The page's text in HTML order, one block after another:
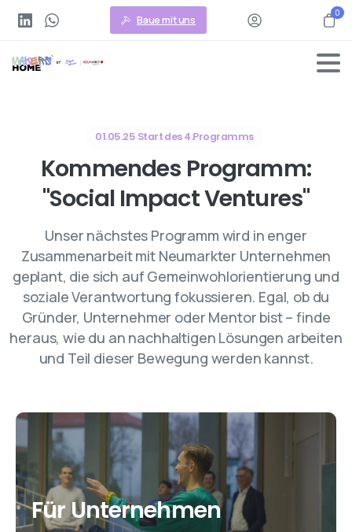
Baue mit uns
0
01.05.25 Start des 4.Programms
Kommendes Programm:
"Social ImpactVentures"
Unser nächstes Programm wird in enger
Zusammenarbeit mit Neumarkter Unternehmen
geplant, die sich auf Gemeinwohlorientierung und
soziale Verantwortung fokussieren. Egal, ob du
Gründer, Unternehmer oder Mentor bist – finde
heraus, wie du an nachhaltigen Lösungen arbeiten
und Teil dieser Bewegung werden kannst.
Für Unternehmen